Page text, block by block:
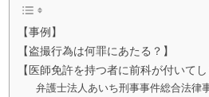
【事例】
【盗撮行為は何罪にあたる？】
【医師免許を持つ者に前科が付いてし
弁護士法人あいち刑事事件総合法律